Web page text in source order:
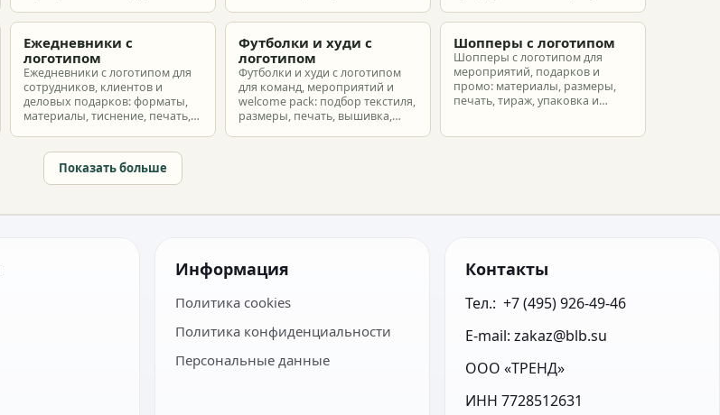
макет и избежать лишних
разные бюджеты.
партнеров и сотрудников.
Ежедневники с
логотипом
Ежедневники с логотипом для
сотрудников, клиентов и
деловых подарков: форматы,
материалы, тиснение, печать,
Футболки и худи с
логотипом
Футболки и худи с логотипом
для команд, мероприятий и
welcome pack: подбор текстиля,
размеры, печать, вышивка,
Шопперы с логотипом
Шопперы с логотипом для
мероприятий, подарков и
промо: материалы, размеры,
печать, тираж, упаковка и
Показать больше
Информация
Политика cookies
Политика конфиденциальности
Персональные данные
Контакты
Тел.:  +7 (495) 926-49-46
E-mail: zakaz@blb.su
ООО «ТРЕНД»
ИНН 7728512631